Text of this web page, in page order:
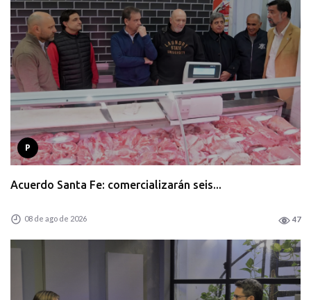
P
Acuerdo Santa Fe: comercializarán seis...
08 de ago de 2026 47